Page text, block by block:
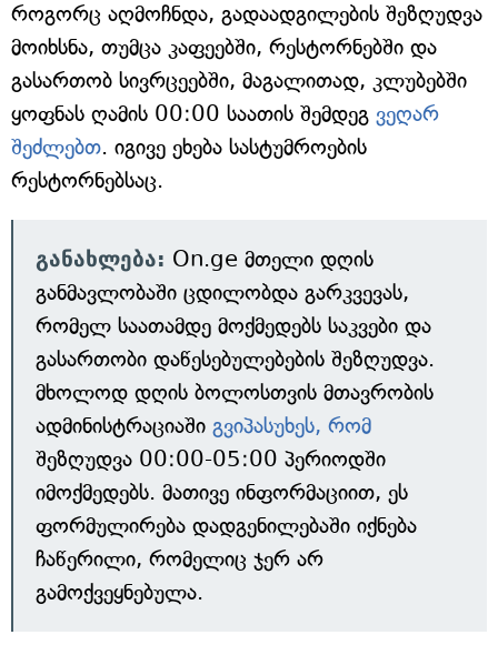
როგორც აღმოჩნდა, გადაადგილების შეზღუდვა
მოიხსნა, თუმცა კაფეებში, რესტორნებში და
გასართობ სივრცეებში, მაგალითად, კლუბებში
ყოფნას ღამის 00:00 საათის შემდეგ ვეღარ
შეძლებთ. იგივე ეხება სასტუმროების
რესტორნებსაც.
განახლება: On.ge მთელი დღის
განმავლობაში ცდილობდა გარკვევას,
რომელ საათამდე მოქმედებს საკვები და
გასართობი დაწესებულებების შეზღუდვა.
მხოლოდ დღის ბოლოსთვის მთავრობის
ადმინისტრაციაში გვიპასუხეს, რომ
შეზღუდვა 00:00-05:00 პერიოდში
იმოქმედებს. მათივე ინფორმაციით, ეს
ფორმულირება დადგენილებაში იქნება
ჩაწერილი, რომელიც ჯერ არ
გამოქვეყნებულა.